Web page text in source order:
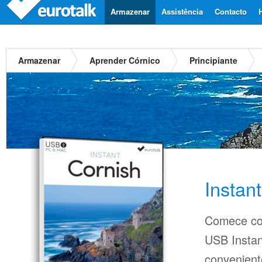
Contacto
Assistência
Armazenar
Armazenar Aprender Córnico Principiante
Comece
USB